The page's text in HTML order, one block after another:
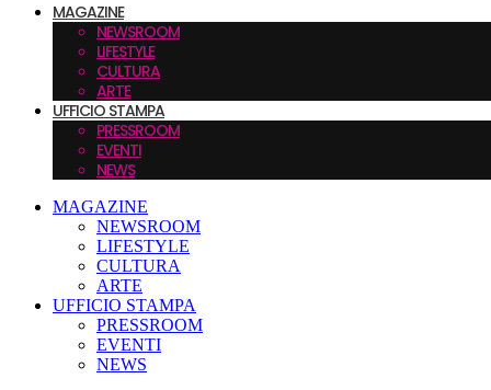
MAGAZINE
NEWSROOM
LIFESTYLE
CULTURA
ARTE
UFFICIO STAMPA
PRESSROOM
EVENTI
NEWS
MAGAZINE
NEWSROOM
LIFESTYLE
CULTURA
ARTE
UFFICIO STAMPA
PRESSROOM
EVENTI
NEWS